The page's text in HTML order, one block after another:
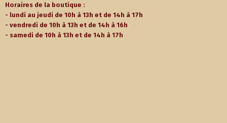
Horaires de la boutique :
- lundi au jeudi de 10h à 13h et de 14h à 17h
- vendredi de 10h à 13h et de 14h à 16h
- samedi de 10h à 13h et de 14h à 17h